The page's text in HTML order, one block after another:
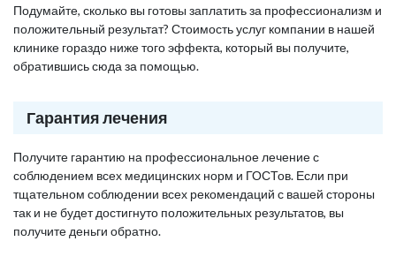
Подумайте, сколько вы готовы заплатить за профессионализм и
положительный результат? Стоимость услуг компании в нашей
клинике гораздо ниже того эффекта, который вы получите,
обратившись сюда за помощью.
Гарантия лечения
Получите гарантию на профессиональное лечение с
соблюдением всех медицинских норм и ГОСТов. Если при
тщательном соблюдении всех рекомендаций с вашей стороны
так и не будет достигнуто положительных результатов, вы
получите деньги обратно.